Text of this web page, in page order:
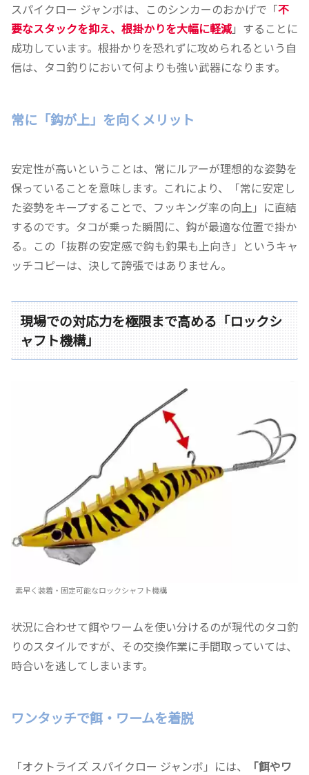
スパイクロー ジャンボは、このシンカーのおかげで「不
要なスタックを抑え、根掛かりを大幅に軽減」することに
成功しています。根掛かりを恐れずに攻められるという自
信は、タコ釣りにおいて何よりも強い武器になります。
常に「鈎が上」を向くメリット
安定性が高いということは、常にルアーが理想的な姿勢を
保っていることを意味します。これにより、「常に安定し
た姿勢をキープすることで、フッキング率の向上」に直結
するのです。タコが乗った瞬間に、鈎が最適な位置で掛か
る。この「抜群の安定感で鈎も釣果も上向き」というキャ
ッチコピーは、決して誇張ではありません。
現場での対応力を極限まで高める「ロックシ
ャフト機構」
素早く装着・固定可能なロックシャフト機構
状況に合わせて餌やワームを使い分けるのが現代のタコ釣
りのスタイルですが、その交換作業に手間取っていては、
時合いを逃してしまいます。
ワンタッチで餌・ワームを着脱
「オクトライズ スパイクロー ジャンボ」には、 「餌やワ